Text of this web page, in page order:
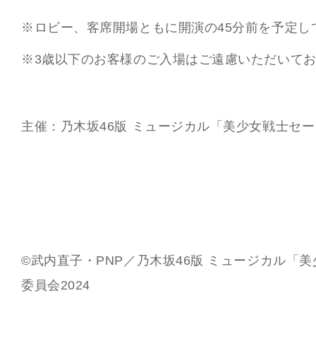
月 ★
※ロビー、客席開場ともに開演の45分前を予定し
※3歳以下のお客様のご入場はご遠慮いただいて
主催：乃木坂46版 ミュージカル「美少女戦士セ
©武内直子・PNP／乃木坂46版 ミュージカル「
委員会2024